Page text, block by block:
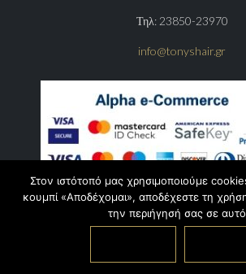
Τηλ: 23850-23970
info@tonyshair.gr
Στον ιστότοπό μας χρησιμοποιούμε
κουμπί «Αποδέχομαι», αποδέχεστε τη
την περιήγησή σας σε